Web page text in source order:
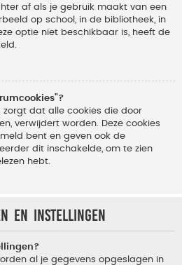
af als je gebruik maakt van een
op school, in de bibliotheek, in
optie niet beschikbaar is, heeft de
zorgt dat alle cookies die door
verwijdert worden. Deze cookies
bent en geven ook de
dit inschakelde, om te zien
hebt.
en instellingen
al je gegevens opgeslagen in